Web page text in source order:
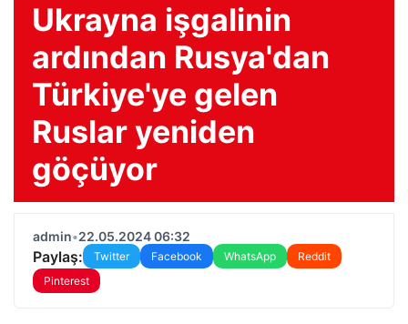
Ukrayna işgalinin
ardından Rusya'dan
Türkiye'ye gelen
Ruslar yeniden
göçüyor
admin•22.05.2024 06:32
Paylaş: Twitter Facebook WhatsApp
Reddit
Pinterest